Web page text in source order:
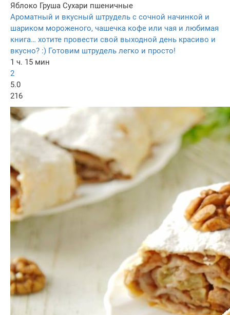
Яблоко Груша Сухари пшеничные
Ароматный и вкусный штрудель с сочной начинкой и
шариком мороженого, чашечка кофе или чая и любимая
книга… хотите провести свой выходной день красиво и
вкусно? :) Готовим штрудель легко и просто!
1 ч. 15 мин
2
5.0
216